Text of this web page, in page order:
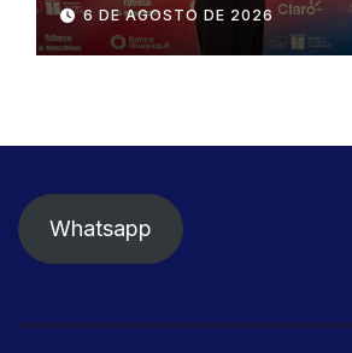
6 DE AGOSTO DE 2026
Whatsapp